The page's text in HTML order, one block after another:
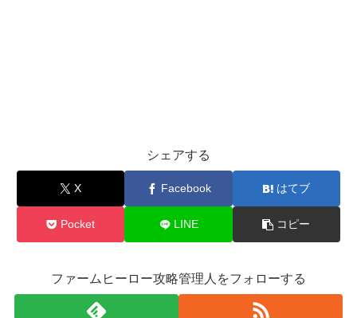
シェアする
X Facebook はてブ
Pocket LINE コピー
ファームヒーロー攻略管理人をフォローする